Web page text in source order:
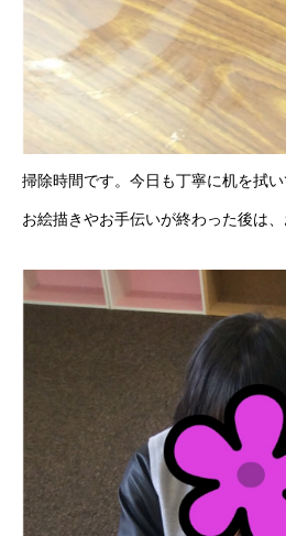
掃除時間です。今日も丁寧に机を拭い
お絵描きやお手伝いが終わった後は